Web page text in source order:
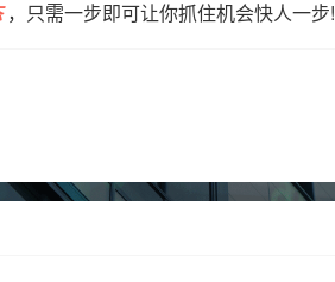
，只需一步即可让你抓住机会快人一步!